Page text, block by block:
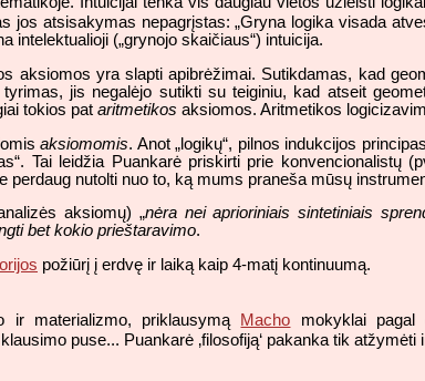
jos atsisakymas nepagrįstas: „Gryna logika visada
intelektualioji („grynojo skaičiaus“) intuicija.
aksiomos yra slapti apibrėžimai. Sutikdamas, kad
jis negalėjo sutikti su teiginiu, kad atseit
tokios pat aritmetikos aksiomos. Aritmetikos
aksiomomis. Anot „logikų“, pilnos indukcijos
Tai leidžia Puankarė priskirti prie konvencionalistų
nutolti nuo to, ką mums praneša mūsų
aksiomų) „nėra nei aprioriniais sintetiniais
bet kokio prieštaravimo.
požiūrį į erdvę ir laiką kaip 4-matį kontinuumą.
ir materializmo, priklausymą Macho mokyklai pagal
puse... Puankarė ‚filosofiją‘ pakanka tik atžymėti